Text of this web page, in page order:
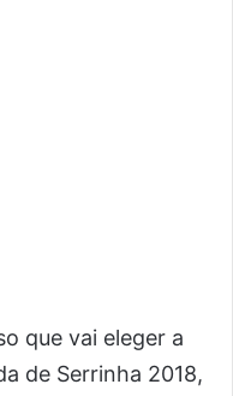
que vai eleger a
de Serrinha 2018,